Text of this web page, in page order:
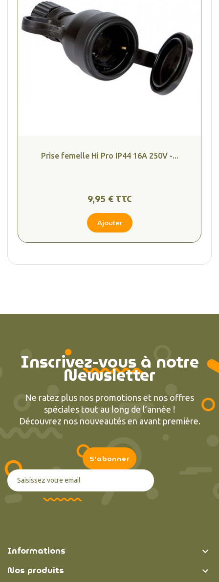
Prise femelle Hi Pro IP44 16A 250V -...
9,95 € TTC
Ajouter
Inscrivez-vous à notre
Newsletter
Ne ratez plus nos promotions et nos offres
spéciales tout au long de l’année !
Découvrez nos nouveautés en avant première.
Informations 
Nos produits 